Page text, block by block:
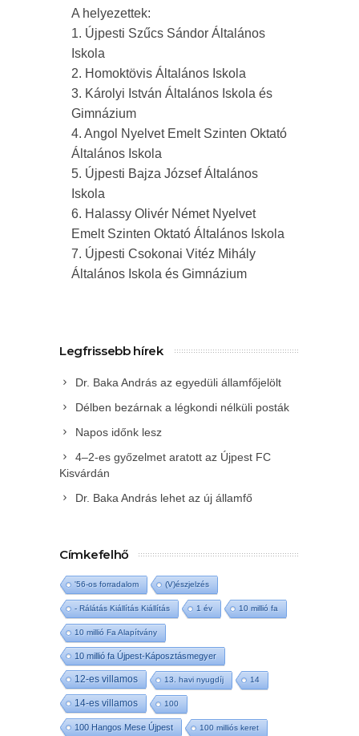
A helyezettek:
1. Újpesti Szűcs Sándor Általános
Iskola
2. Homoktövis Általános Iskola
3. Károlyi István Általános Iskola és
Gimnázium
4. Angol Nyelvet Emelt Szinten Oktató
Általános Iskola
5. Újpesti Bajza József Általános
Iskola
6. Halassy Olivér Német Nyelvet
Emelt Szinten Oktató Általános Iskola
7. Újpesti Csokonai Vitéz Mihály
Általános Iskola és Gimnázium
Legfrissebb hírek
Dr. Baka András az egyedüli államfőjelölt
Délben bezárnak a légkondi nélküli posták
Napos időnk lesz
4–2-es győzelmet aratott az Újpest FC
Kisvárdán
Dr. Baka András lehet az új államfő
Címkefelhő
'56-os forradalom (V)észjelzés
- Rálátás Kiállítás Kiállítás 1 év 10 millió fa
10 millió Fa Alapítvány
10 millió fa Újpest-Káposztásmegyer
12-es villamos 13. havi nyugdíj 14
14-es villamos 100
100 Hangos Mese Újpest 100 milliós keret